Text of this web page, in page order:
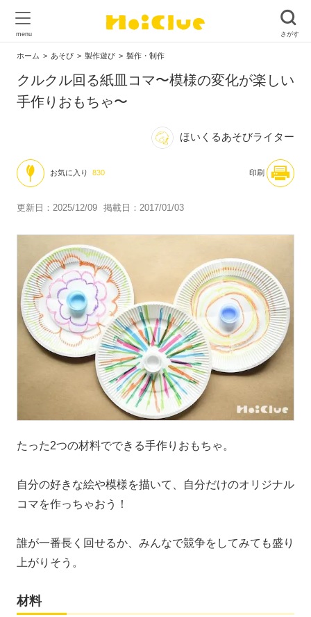
ホーム あそび 製作遊び 製作・制作
クルクル回る紙皿コマ〜模様の変化が楽しい
手作りおもちゃ〜
ほいくるあそびライター
お気に入り 830 印刷
更新日：2025/12/09 掲載日：2017/01/03
たった2つの材料でできる手作りおもちゃ。
自分の好きな絵や模様を描いて、自分だけのオリジナル
コマを作っちゃおう！
誰が一番長く回せるか、みんなで競争をしてみても盛り
上がりそう。
材料